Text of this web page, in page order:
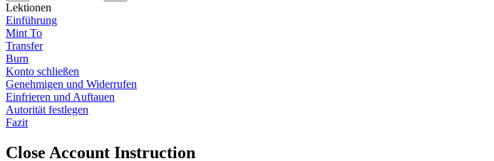
Lektionen
Einführung
Mint To
Transfer
Burn
Konto schließen
Genehmigen und Widerrufen
Einfrieren und Auftauen
Autorität festlegen
Fazit
Close Account Instruction